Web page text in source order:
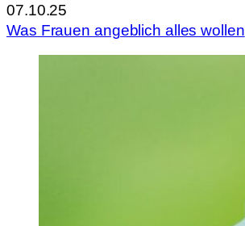
07.10.25
Was Frauen angeblich alles wollen